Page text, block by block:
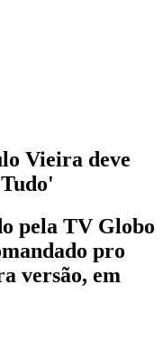
Vieira deve
pela TV Globo
pro
versão, em